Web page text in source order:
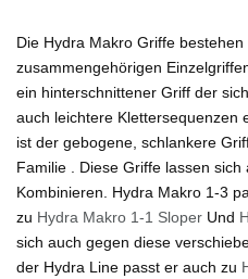
Die Hydra Makro Griffe
zusammengehörigen
ein hinterschnittener Griff der
auch leichtere Klettersequenzen
ist der gebogene, schlankere
Familie . Diese Griffe lassen
Kombinieren. Hydra Makro 1-3
zu Hydra Makro 1-1 Sloper Und
sich auch gegen diese
der Hydra Line passt er auch zu